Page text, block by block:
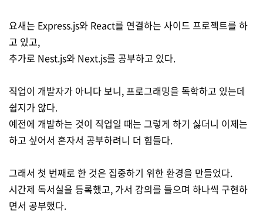
요새는 Express.js와 React를 연결하는 사이드 프로젝트를 하
고 있고,
추가로 Nest.js와 Next.js를 공부하고 있다.
직업이 개발자가 아니다 보니, 프로그래밍을 독학하고 있는데
쉽지가 않다.
예전에 개발하는 것이 직업일 때는 그렇게 하기 싫더니 이제는
하고 싶어서 혼자서 공부하려니 더 힘들다.
그래서 첫 번째로 한 것은 집중하기 위한 환경을 만들었다.
시간제 독서실을 등록했고, 가서 강의를 들으며 하나씩 구현하
면서 공부했다.